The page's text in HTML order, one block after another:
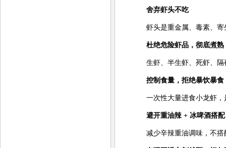
舍弃虾头不吃
虾头是重金属、毒素、
杜绝危险虾品，彻底煮熟
生虾、半生虾、死虾、
控制食量，拒绝暴饮暴食
一次性大量进食小龙虾
避开重油辣 + 冰啤酒搭配
减少辛辣重油调味，不